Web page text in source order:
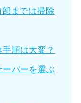
までは掃除
順は大変？
バーを選ぶ